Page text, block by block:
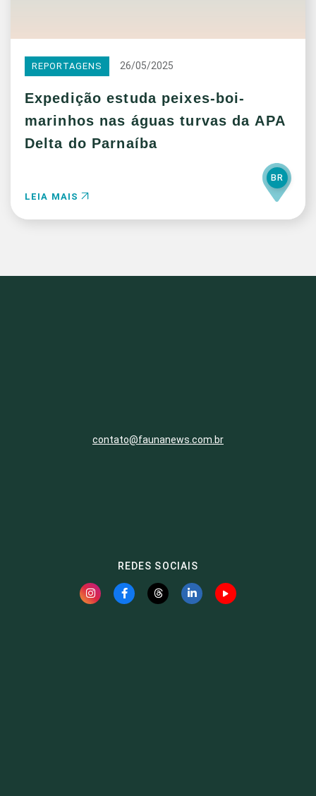
REPORTAGENS 26/05/2025
Expedição estuda peixes-boi-
marinhos nas águas turvas da APA
Delta do Parnaíba
LEIA MAIS
BR
contato@faunanews.com.br
REDES SOCIAIS